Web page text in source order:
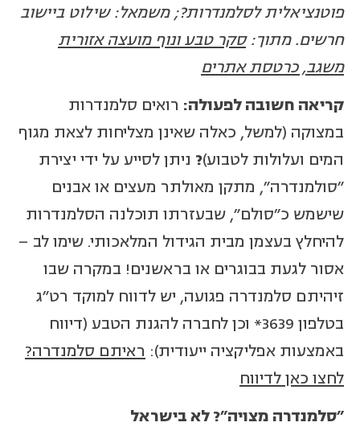
פוטנציאלית לסלמנדרות?; משמאל: שילוט ביישוב
חרשים. מתוך:סקר טבע ונוף מועצה אזורית
משגב, כרטסת אתרים
קריאה חשובה לפעולה: רואים סלמנדרות
במצוקה (למשל, כאלה שאינן מצליחות לצאת מגוף
המים ועלולות לטבוע)? ניתן לסייע על ידי יצירת
"סולמנדרה", מתקן מאולתר מעצים או אבנים
שישמש כ"סולם", שבעזרתו תוכלנה הסלמנדרות
להיחלץ בעצמן מבית הגידול המלאכותי. שימו לב –
אסור לגעת בבוגרים או בראשנים! במקרה שבו
זיהיתם סלמנדרה פגועה, יש לדווח למוקד רט"ג
בטלפון 3639* וכן לחברה להגנת הטבע (דיווח
באמצעות אפליקציה ייעודית): ראיתם סלמנדרה?
לחצו כאן לדיווח
"סלמנדרה מצויה"? לא בישראל